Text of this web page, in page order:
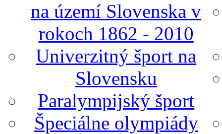
na území Slovenska v
rokoch 1862 - 2010
Univerzitný šport na
Slovensku
Paralympijský šport
Špeciálne olympiády